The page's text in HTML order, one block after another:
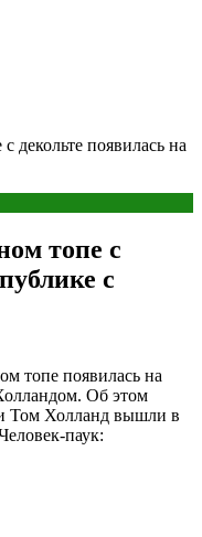
декольте появилась на
топе с
с
топе появилась на
Об этом
Том Холланд вышли в
паук: